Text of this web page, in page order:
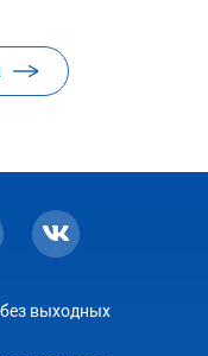
выходных